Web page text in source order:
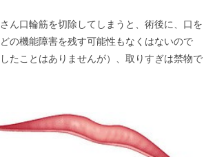
ん口輪筋を切除してしまうと、術後に、口を
の機能障害を残す可能性もなくはないので
したことはありませんが）、取りすぎは禁物で